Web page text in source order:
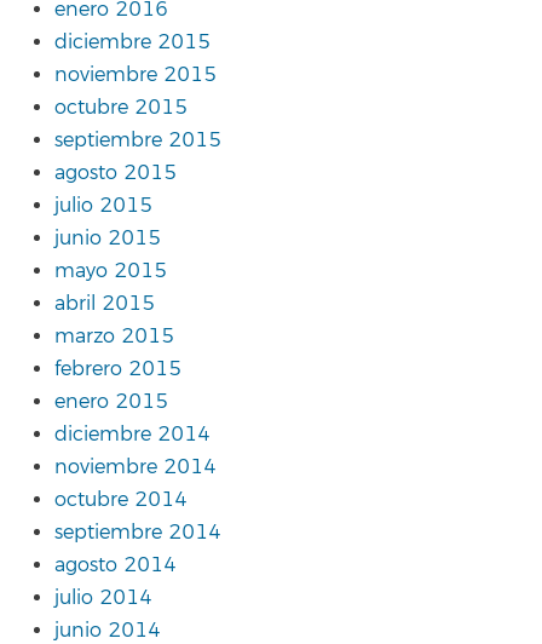
enero 2016
diciembre 2015
noviembre 2015
octubre 2015
septiembre 2015
agosto 2015
julio 2015
junio 2015
mayo 2015
abril 2015
marzo 2015
febrero 2015
enero 2015
diciembre 2014
noviembre 2014
octubre 2014
septiembre 2014
agosto 2014
julio 2014
junio 2014